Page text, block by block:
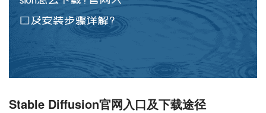
Stable Diffusion官网入口及下载途径